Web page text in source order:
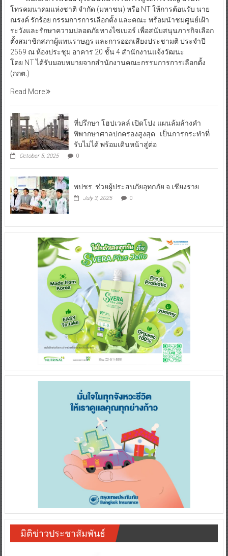
โทรคมนาคมแห่งชาติ จำกัด (มหาชน) หรือ NT ให้การต้อนรับ นาย
ณรงค์ รักร้อย กรรมการการเลือกตั้ง และคณะ พร้อมนำชมศูนย์เฝ้า
ระวังและรักษาความปลอดภัยทางไซเบอร์ เพื่อสนับสนุนภารกิจเลือก
ตั้งสมาชิกสภาผู้แทนราษฎร และการออกเสียงประชามติ ประจำปี
2569 ณ ห้องประชุม อาคาร 20 ชั้น 4 สำนักงานแจ้งวัฒนะ
โดย NT ได้รับมอบหมายจากสำนักงานคณะกรรมการการเลือกตั้ง
(กกต.)
Read More
ที่ปรึกษา โฮปเวลล์ เปิดโปง แผนล้มล้างคำ
พิพากษาศาลปกครองสูงสุด เป็นการกระทำที่
รับไม่ได้ พร้อมเดินหน้าสู่ต่อ
October 5, 2025 0
พปชร. ช่วยผู้ประสบภัยอุทกภัย จ.เชียงราย
July 3, 2025 0
มิติข่าวประชาสัมพันธ์